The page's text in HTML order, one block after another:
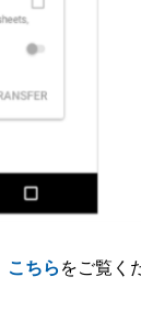
こちら をご覧く